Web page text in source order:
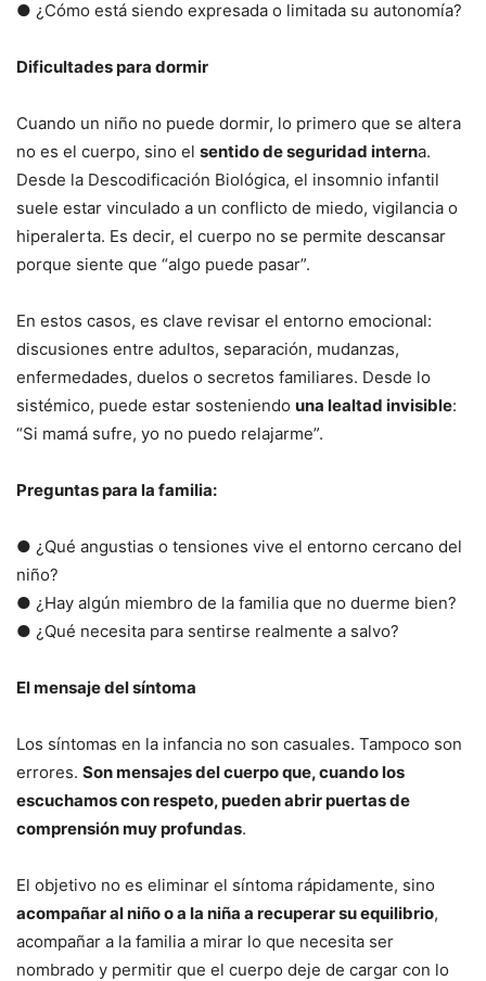
● ¿Cómo está siendo expresada o limitada su autonomía?
Dificultades para dormir
Cuando un niño no puede dormir, lo primero que se altera
no es el cuerpo, sino el sentido de seguridad interna.
Desde la Descodificación Biológica, el insomnio infantil
suele estar vinculado a un conflicto de miedo, vigilancia o
hiperalerta. Es decir, el cuerpo no se permite descansar
porque siente que “algo puede pasar”.
En estos casos, es clave revisar el entorno emocional:
discusiones entre adultos, separación, mudanzas,
enfermedades, duelos o secretos familiares. Desde lo
sistémico, puede estar sosteniendo una lealtad invisible:
“Si mamá sufre, yo no puedo relajarme”.
Preguntas para la familia:
● ¿Qué angustias o tensiones vive el entorno cercano del
niño?
● ¿Hay algún miembro de la familia que no duerme bien?
● ¿Qué necesita para sentirse realmente a salvo?
El mensaje del síntoma
Los síntomas en la infancia no son casuales. Tampoco son
errores. Son mensajes del cuerpo que, cuando los
escuchamos con respeto, pueden abrir puertas de
comprensión muy profundas.
El objetivo no es eliminar el síntoma rápidamente, sino
acompañar al niño o a la niña a recuperar su equilibrio,
acompañar a la familia a mirar lo que necesita ser
nombrado y permitir que el cuerpo deje de cargar con lo